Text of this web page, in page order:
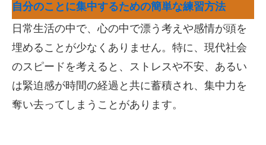
自分のことに集中するための簡単な練習方法
日常生活の中で、心の中で漂う考えや感情が頭を
埋めることが少なくありません。特に、現代社会
のスピードを考えると、ストレスや不安、あるい
は緊迫感が時間の経過と共に蓄積され、集中力を
奪い去ってしまうことがあります。